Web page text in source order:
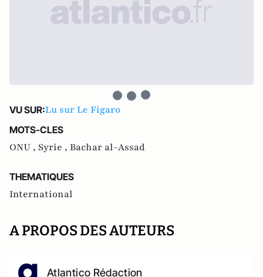
VU SUR:Lu sur Le Figaro
MOTS-CLES
ONU , Syrie , Bachar al-Assad
THEMATIQUES
International
A PROPOS DES AUTEURS
Atlantico Rédaction